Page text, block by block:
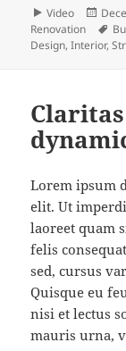
Format
Video
on
Renovation
Design,Interior,
Lorem ipsum
elit. Ut
laoreet quam
felis
sed, cursus
Quisque eu
nisi et lectus
mauris urna,